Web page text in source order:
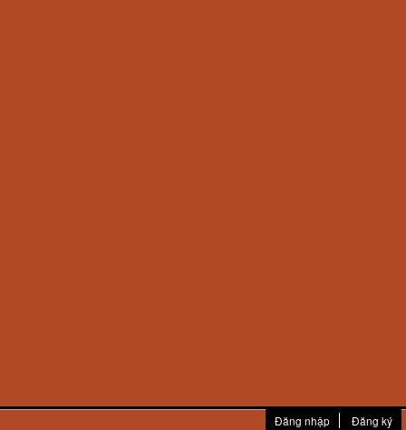
Đăng nhập Đăng ký